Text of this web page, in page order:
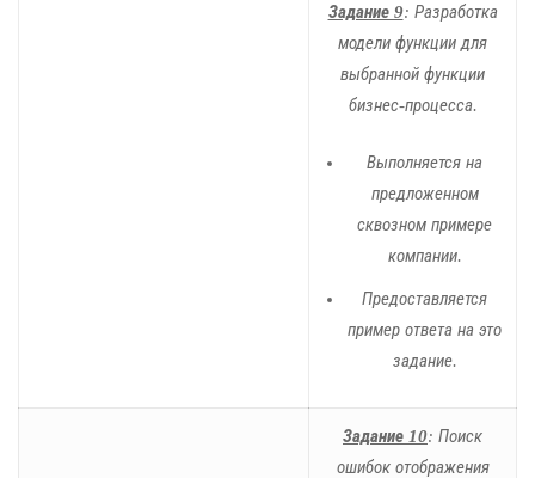
Задание 9: Разработка
модели функции для
выбранной функции
бизнес-процесса.
Выполняется на
предложенном
сквозном примере
компании.
Предоставляется
пример ответа на это
задание.
Задание 10: Поиск
ошибок отображения